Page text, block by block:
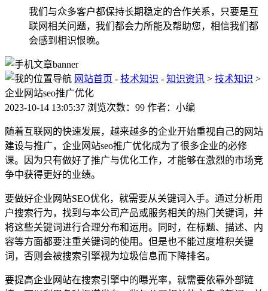
我们与众多客户都保持长期稳定的合作关系，只要是互
联网相关问题，我们都会力所能及帮助您，相信我们都
会感到相识恨晚。
网站首页 - 技术知识 - 知识资讯 > 技术知识 >
企业网站seo推广优化
2023-10-14 13:05:37 浏览次数：99 作者：小编
随着互联网的快速发展，越来越多的企业开始重视自己的网站
建设与推广，企业网站seo推广优化成为了很多企业的必修
课。因为只有做好了推广与优化工作，才能够在激烈的市场竞
争中获得更好的业绩。
要做好企业网站SEO优化，就需要从关键词入手。通过分析用
户搜索行为，找到与本公司产品或服务相关的热门关键词，并
将这些关键词进行合理分布和运用。同时，在标题、描述、内
容等方面都要注重关键词的使用。但是也不能过度堆积关键
词，否则会被搜索引擎视为垃圾信息而下降排名。
要提高企业网站在搜索引擎中的曝光率，就需要依靠外部链